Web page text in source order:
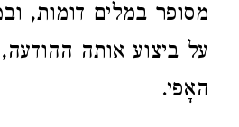
מסופר במלים דומות,
על ביצוע אותה
האָפי.